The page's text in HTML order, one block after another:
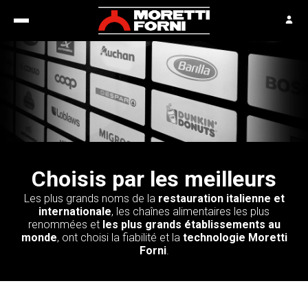
Choisis par les meilleurs
Les plus grands noms de la restauration italienne et
internationale, les chaînes alimentaires les plus
renommées et les plus grands établissements au
monde, ont choisi la fiabilité et la technologie Moretti
Forni.